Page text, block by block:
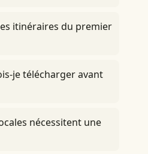
itinéraires du premier
je télécharger avant
nécessitent une